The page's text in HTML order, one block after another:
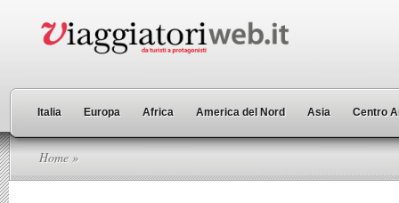
Italia Europa Africa America del Nord Asia Centro
Home »